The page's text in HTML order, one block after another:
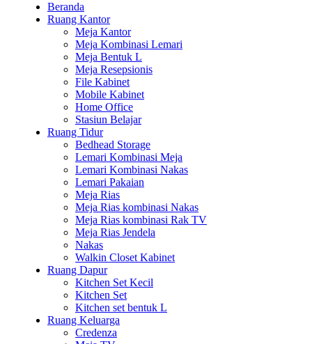
Beranda
Ruang Kantor
Meja Kantor
Meja Kombinasi Lemari
Meja Bentuk L
Meja Resepsionis
File Kabinet
Mobile Kabinet
Home Office
Stasiun Belajar
Ruang Tidur
Bedhead Storage
Lemari Kombinasi Meja
Lemari Kombinasi Nakas
Lemari Pakaian
Meja Rias
Meja Rias kombinasi Nakas
Meja Rias kombinasi Rak TV
Meja Rias Jendela
Nakas
Walkin Closet Kabinet
Ruang Dapur
Kitchen Set Kecil
Kitchen Set
Kitchen set bentuk L
Ruang Keluarga
Credenza